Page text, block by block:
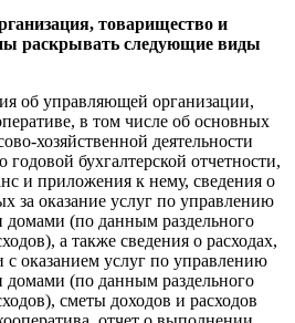
товарищество и
раскрывать следующие виды
об управляющей организации,
в том числе об основных
хозяйственной деятельности
годовой бухгалтерской отчетности,
и приложения к нему, сведения о
за оказание услуг по управлению
(по данным раздельного
а также сведения о расходах,
с оказанием услуг по управлению
(по данным раздельного
сметы доходов и расходов